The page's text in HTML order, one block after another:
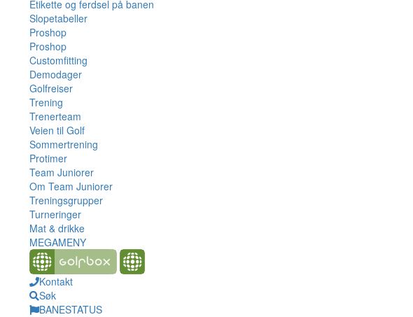
Etikette og ferdsel på banen
Slopetabeller
Proshop
Proshop
Customfitting
Demodager
Golfreiser
Trening
Trenerteam
Veien til Golf
Sommertrening
Protimer
Team Juniorer
Om Team Juniorer
Treningsgrupper
Turneringer
Mat & drikke
MEGAMENY
Kontakt
Søk
BANESTATUS